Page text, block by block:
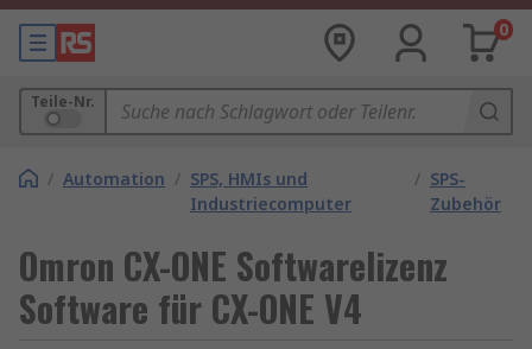
0
Teile-Nr.
/ Automation / SPS, HMIs und
Industriecomputer
/ SPS-
Zubehör
Omron CX-ONE Softwarelizenz
Software für CX-ONE V4